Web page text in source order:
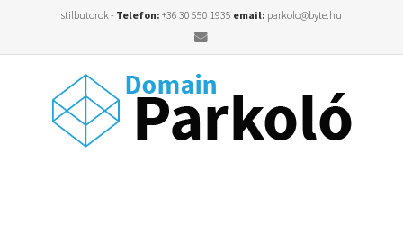
stilbutorok - Telefon: +36 30 550 1935 email: parkolo@byte.hu
Email